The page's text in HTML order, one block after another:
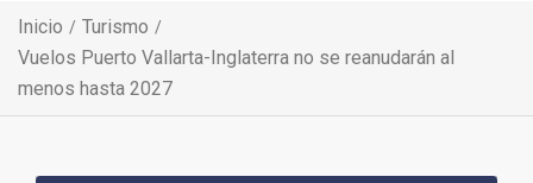
Inicio
Turismo
Vuelos Puerto Vallarta-Inglaterra no se reanudarán al
menos hasta 2027